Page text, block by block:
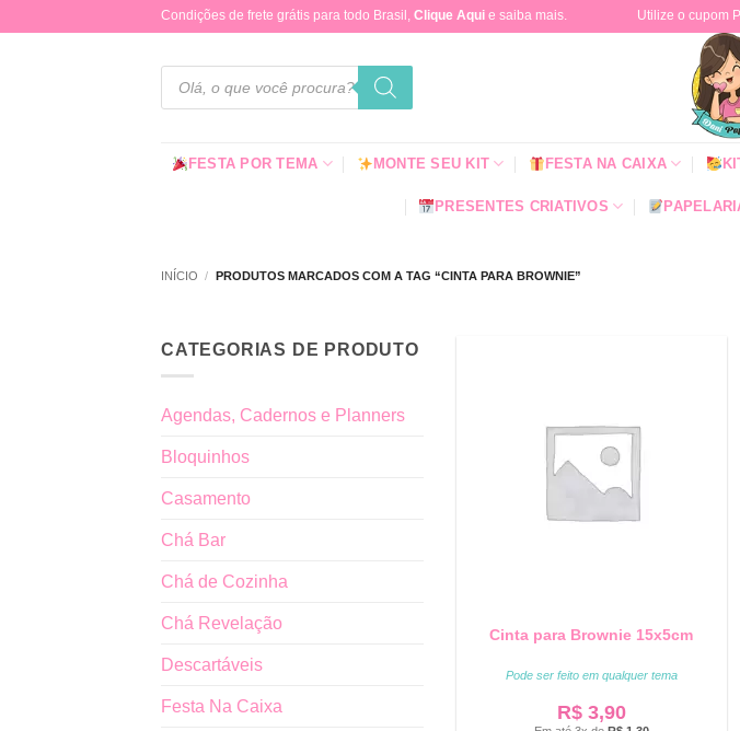
Condições de frete grátis para todo Brasil, Clique Aqui e saiba mais. Utilize o cupom
Pesquisar
produtos
FESTA POR TEMA MONTE SEU KIT FESTA NA CAIXA
PRESENTES CRIATIVOS
INÍCIO / PRODUTOS MARCADOS COM A TAG “CINTA PARA BROWNIE”
CATEGORIAS DE PRODUTO
Agendas, Cadernos e Planners
Bloquinhos
Casamento
Chá Bar
Chá de Cozinha
Chá Revelação
Descartáveis
Festa Na Caixa
Cinta para Brownie 15x5cm
Pode ser feito em qualquer tema
R$3,90